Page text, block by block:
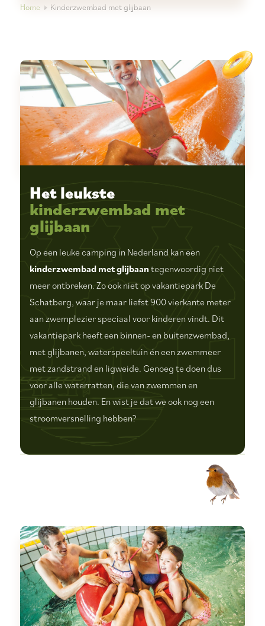
Home Kinderzwembad met glijbaan
Het leukste
kinderzwembad met
glijbaan
Op een leuke camping in Nederland kan een
kinderzwembad metglijbaantegenwoordig niet
meer ontbreken. Zo ook niet op vakantiepark De
Schatberg, waar je maar liefst 900 vierkante meter
aan zwemplezier speciaal voor kinderen vindt. Dit
vakantiepark heeft een binnen- en buitenzwembad,
met glijbanen, waterspeeltuin én een zwemmeer
met zandstrand en ligweide. Genoeg te doen dus
voor alle waterratten, die van zwemmen en
glijbanen houden. En wist je dat we ook nog een
stroomversnelling hebben?